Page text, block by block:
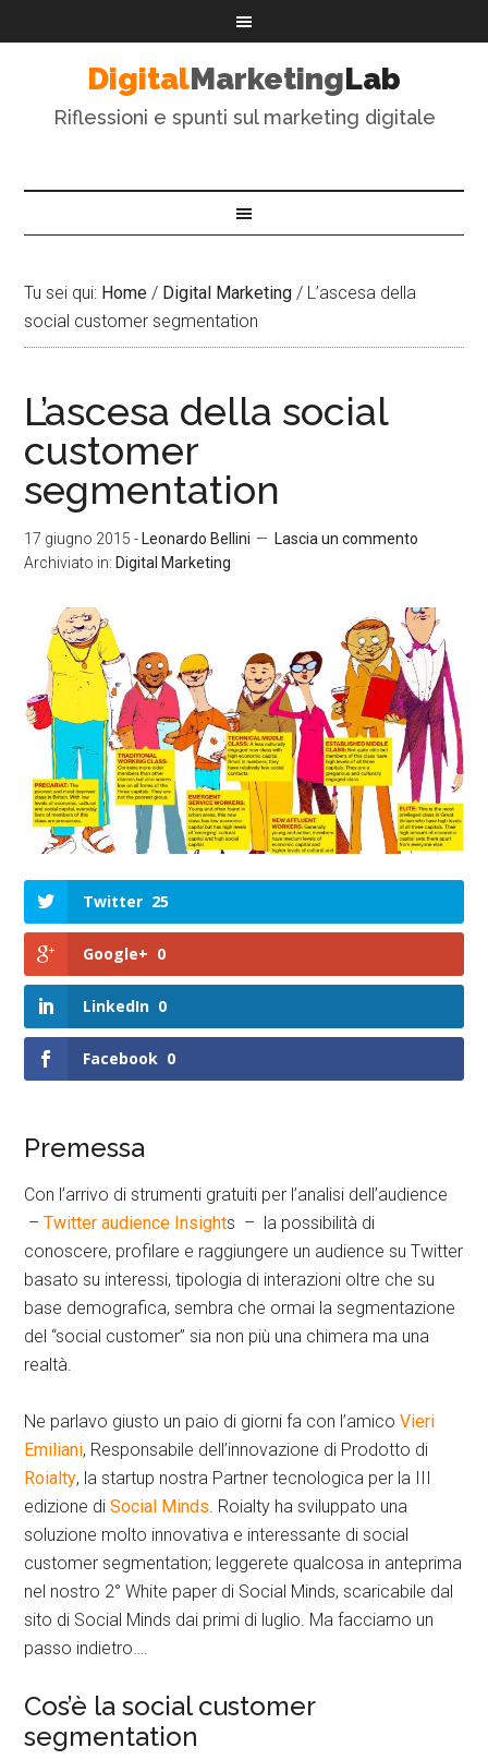
DigitalMarketingLab
Riflessioni e spunti sul marketing digitale
Tu sei qui: Home / Digital Marketing / L’ascesa della
social customer segmentation
L’ascesa della social
customer
segmentation
17 giugno 2015 - Leonardo Bellini
Lascia un commento
Archiviato in: Digital Marketing
Twitter 25
Google+ 0
LinkedIn 0
Facebook 0
Premessa
Con l’arrivo di strumenti gratuiti per l’analisi dell’audience
–Twitter audience Insights – la possibilità di
conoscere, profilare e raggiungere un audience su Twitter
basato su interessi, tipologia di interazioni oltre che su
base demografica, sembra che ormai la segmentazione
del “social customer” sia non più una chimera ma una
realtà.
Ne parlavo giusto un paio di giorni fa con l’amicoVieri
Emiliani, Responsabile dell’innovazione di Prodotto di
Roialty, la startup nostra Partner tecnologica per la III
edizione diSocial Minds. Roialty ha sviluppato una
soluzione molto innovativa e interessante di social
customer segmentation; leggerete qualcosa in anteprima
nel nostro 2° White paper di Social Minds, scaricabile dal
sito di Social Minds dai primi di luglio. Ma facciamo un
passo indietro….
Cos’è la social customer
segmentation